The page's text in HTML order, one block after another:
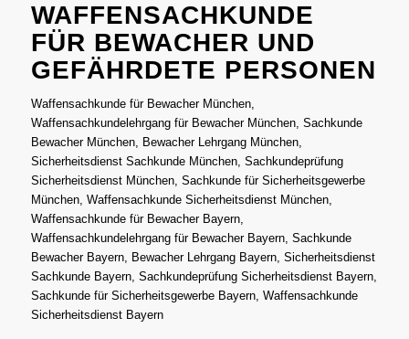
WAFFENSACHKUNDE
FÜR BEWACHER UND
GEFÄHRDETE PERSONEN
Waffensachkunde für Bewacher München,
Waffensachkundelehrgang für Bewacher München, Sachkunde
Bewacher München, Bewacher Lehrgang München,
Sicherheitsdienst Sachkunde München, Sachkundeprüfung
Sicherheitsdienst München, Sachkunde für Sicherheitsgewerbe
München, Waffensachkunde Sicherheitsdienst München,
Waffensachkunde für Bewacher Bayern,
Waffensachkundelehrgang für Bewacher Bayern, Sachkunde
Bewacher Bayern, Bewacher Lehrgang Bayern, Sicherheitsdienst
Sachkunde Bayern, Sachkundeprüfung Sicherheitsdienst Bayern,
Sachkunde für Sicherheitsgewerbe Bayern, Waffensachkunde
Sicherheitsdienst Bayern